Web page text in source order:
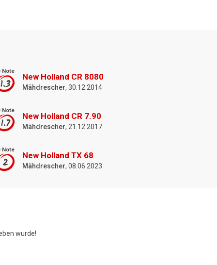
Note
1.3
New Holland CR 8080
Mähdrescher, 30.12.2014
Note
1.7
New Holland CR 7.90
Mähdrescher, 21.12.2017
Note
2
New Holland TX 68
Mähdrescher, 08.06.2023
wurde!